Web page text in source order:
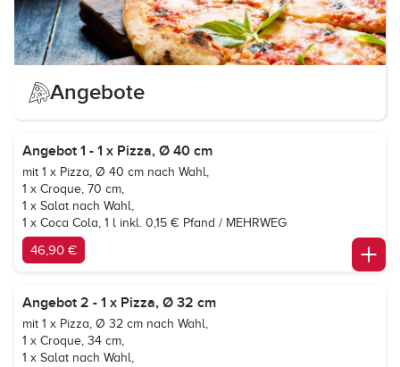
Angebote
Angebot 1 - 1 x Pizza, Ø 40 cm
mit 1 x Pizza, Ø 40 cm nach Wahl,
1 x Croque, 70 cm,
1 x Salat nach Wahl,
1 x Coca Cola, 1 l inkl. 0,15 € Pfand / MEHRWEG
46,90 €
Angebot 2 - 1 x Pizza, Ø 32 cm
mit 1 x Pizza, Ø 32 cm nach Wahl,
1 x Croque, 34 cm,
1 x Salat nach Wahl,